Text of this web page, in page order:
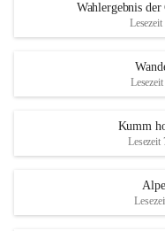
Wahlergebnis
Kumm
Lesezeit